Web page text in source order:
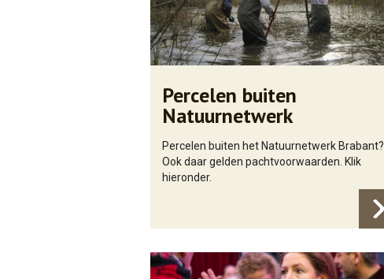
Percelen buiten
Natuurnetwerk
Percelen buiten het Natuurnetwerk Brabant?
Ook daar gelden pachtvoorwaarden. Klik
hieronder.